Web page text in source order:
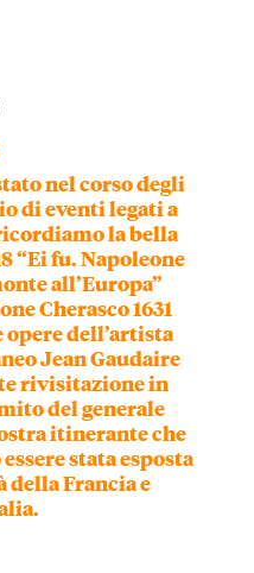
nel corso degli
di eventi legati a
la bella
“Ei fu. Napoleone
all’Europa”
Cherasco 1631
dell’artista
Jean Gaudaire
rivisitazione in
del generale
itinerante che
stata esposta
Francia e